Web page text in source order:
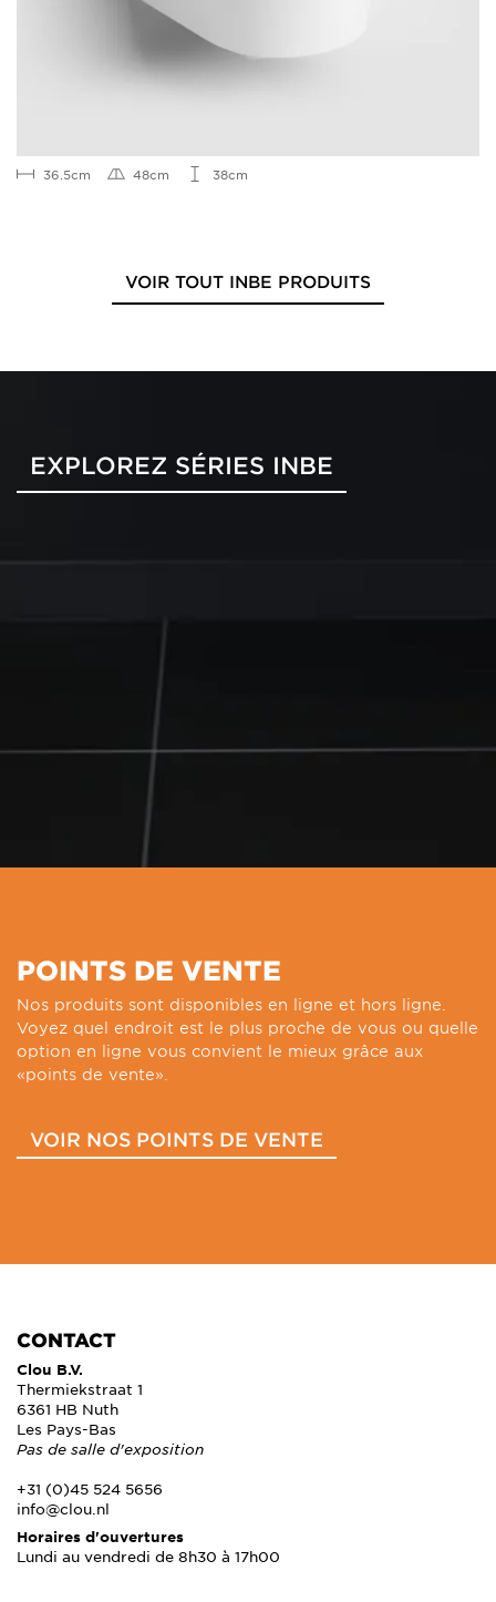
36.5cm 48cm 38cm
VOIR TOUT INBE PRODUITS
EXPLOREZ SÉRIES INBE
POINTS DE VENTE
Nos produits sont disponibles en ligne et hors ligne.
Voyez quel endroit est le plus proche de vous ou quelle
option en ligne vous convient le mieux grâce aux
«points de vente».
VOIR NOS POINTS DE VENTE
CONTACT
Clou B.V.
Thermiekstraat 1
6361 HB Nuth
Les Pays-Bas
Pas de salle d'exposition
+31 (0)45 524 5656
info@clou.nl
Horaires d'ouvertures
Lundi au vendredi de 8h30 à 17h00